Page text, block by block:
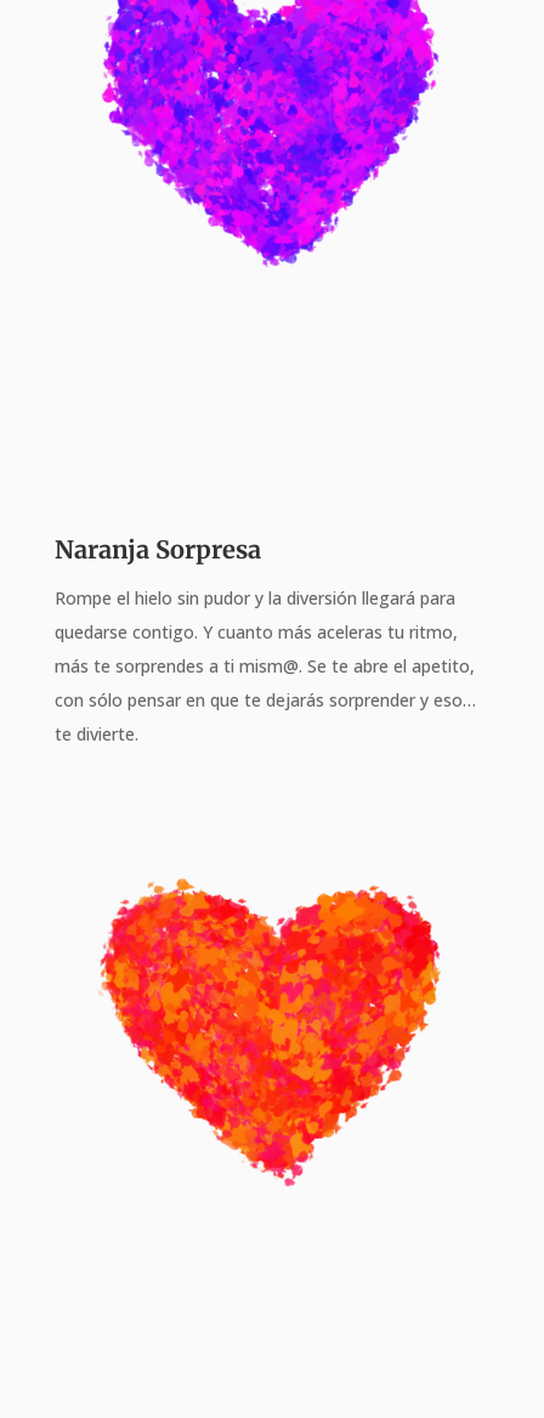
Naranja Sorpresa
Rompe el hielo sin pudor y la diversión llegará para
quedarse contigo. Y cuanto más aceleras tu ritmo,
más te sorprendes a ti mism@. Se te abre el apetito,
con sólo pensar en que te dejarás sorprender y eso…
te divierte.